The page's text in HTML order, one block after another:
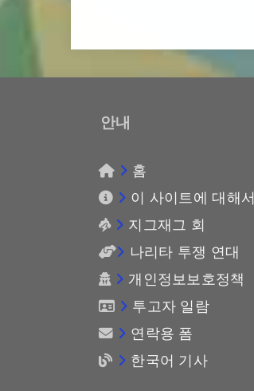
안내
홈
이 사이트에 대해서
지그재그 회
나리타 투쟁 연대
개인정보보호정책
투고자 일람
연락용 폼
한국어 기사